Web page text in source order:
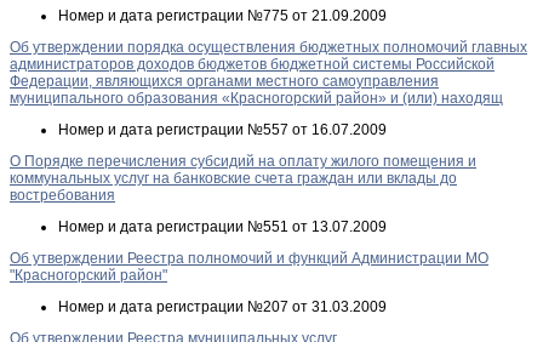
Номер и дата регистрации №775 от 21.09.2009
Об утверждении порядка осуществления бюджетных полномочий главных
администраторов доходов бюджетов бюджетной системы Российской
Федерации, являющихся органами местного самоуправления
муниципального образования «Красногорский район» и (или) находящ
Номер и дата регистрации №557 от 16.07.2009
О Порядке перечисления субсидий на оплату жилого помещения и
коммунальных услуг на банковские счета граждан или вклады до
востребования
Номер и дата регистрации №551 от 13.07.2009
Об утверждении Реестра полномочий и функций Администрации МО
"Красногорский район"
Номер и дата регистрации №207 от 31.03.2009
Об утверждении Реестра муниципальных услуг